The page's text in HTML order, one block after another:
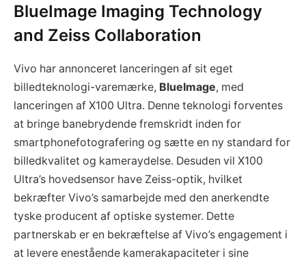
BlueImage Imaging Technology
and Zeiss Collaboration
Vivo har annonceret lanceringen af sit eget
billedteknologi-varemærke, BlueImage, med
lanceringen af X100 Ultra. Denne teknologi forventes
at bringe banebrydende fremskridt inden for
smartphonefotografering og sætte en ny standard for
billedkvalitet og kameraydelse. Desuden vil X100
Ultra’s hovedsensor have Zeiss-optik, hvilket
bekræfter Vivo’s samarbejde med den anerkendte
tyske producent af optiske systemer. Dette
partnerskab er en bekræftelse af Vivo’s engagement i
at levere enestående kamerakapaciteter i sine